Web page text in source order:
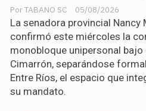
TABANO SC 05/08/2026
La senadora provincial Nancy
confirmó este miércoles la
monobloque unipersonal bajo
Cimarrón, separándose
Entre Ríos, el espacio que
su mandato.